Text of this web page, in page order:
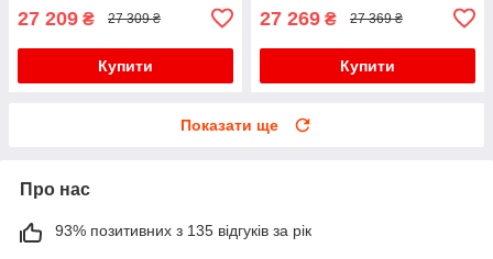
27 209 ₴ 27 309 ₴
Купити
27 269 ₴ 27 369 ₴
Купити
Показати ще
Про нас
93% позитивних з 135 відгуків за рік